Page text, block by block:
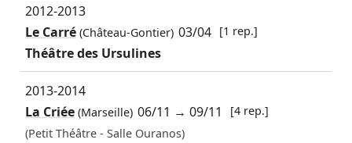
2012-2013
Le Carré(Château-Gontier) 03/04 [1 rep.]
Théâtre des Ursulines
2013-2014
La Criée(Marseille) 06/11 →09/11
[4 rep.]
(Petit Théâtre - Salle Ouranos)